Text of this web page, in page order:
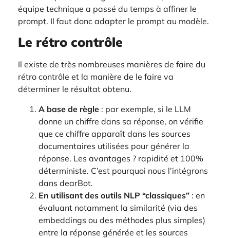
équipe technique a passé du temps à affiner le
prompt. Il faut donc adapter le prompt au modèle.
Le rétro contrôle
Il existe de très nombreuses manières de faire du
rétro contrôle et la manière de le faire va
déterminer le résultat obtenu.
A base de règle : par exemple, si le LLM
donne un chiffre dans sa réponse, on vérifie
que ce chiffre apparaît dans les sources
documentaires utilisées pour générer la
réponse. Les avantages ? rapidité et 100%
déterministe. C’est pourquoi nous l’intégrons
dans dearBot.
En utilisant des outils NLP “classiques” : en
évaluant notamment la similarité (via des
embeddings ou des méthodes plus simples)
entre la réponse générée et les sources